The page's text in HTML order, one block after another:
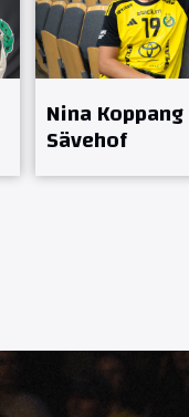
Nina
Sävehof